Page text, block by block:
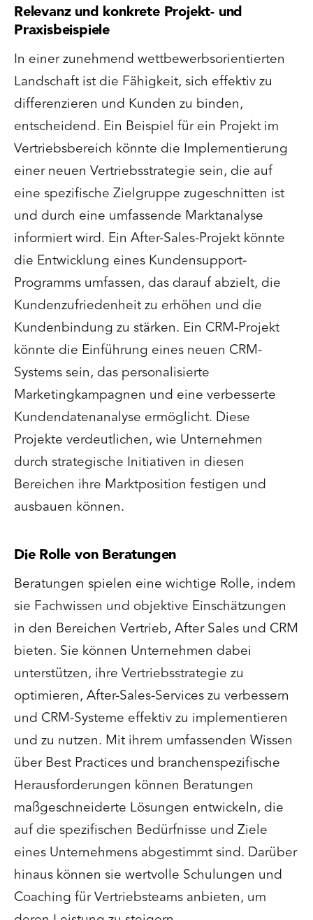
Relevanz und konkrete Projekt- und
Praxisbeispiele
In einer zunehmend wettbewerbsorientierten
Landschaft ist die Fähigkeit, sich effektiv zu
differenzieren und Kunden zu binden,
entscheidend. Ein Beispiel für ein Projekt im
Vertriebsbereich könnte die Implementierung
einer neuen Vertriebsstrategie sein, die auf
eine spezifische Zielgruppe zugeschnitten ist
und durch eine umfassende Marktanalyse
informiert wird. Ein After-Sales-Projekt könnte
die Entwicklung eines Kundensupport-
Programms umfassen, das darauf abzielt, die
Kundenzufriedenheit zu erhöhen und die
Kundenbindung zu stärken. Ein CRM-Projekt
könnte die Einführung eines neuen CRM-
Systems sein, das personalisierte
Marketingkampagnen und eine verbesserte
Kundendatenanalyse ermöglicht. Diese
Projekte verdeutlichen, wie Unternehmen
durch strategische Initiativen in diesen
Bereichen ihre Marktposition festigen und
ausbauen können.
Die Rolle von Beratungen
Beratungen spielen eine wichtige Rolle, indem
sie Fachwissen und objektive Einschätzungen
in den Bereichen Vertrieb, After Sales und CRM
bieten. Sie können Unternehmen dabei
unterstützen, ihre Vertriebsstrategie zu
optimieren, After-Sales-Services zu verbessern
und CRM-Systeme effektiv zu implementieren
und zu nutzen. Mit ihrem umfassenden Wissen
über Best Practices und branchenspezifische
Herausforderungen können Beratungen
maßgeschneiderte Lösungen entwickeln, die
auf die spezifischen Bedürfnisse und Ziele
eines Unternehmens abgestimmt sind. Darüber
hinaus können sie wertvolle Schulungen und
Coaching für Vertriebsteams anbieten, um